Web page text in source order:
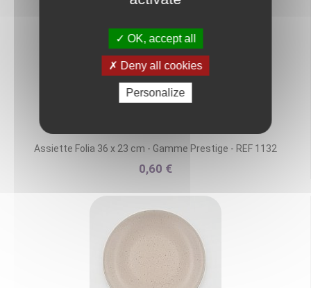
Assiette Folia 36 x 23 cm - Gamme Prestige - REF 1132
0,60 €
OK, accept all
Deny all cookies
Personalize